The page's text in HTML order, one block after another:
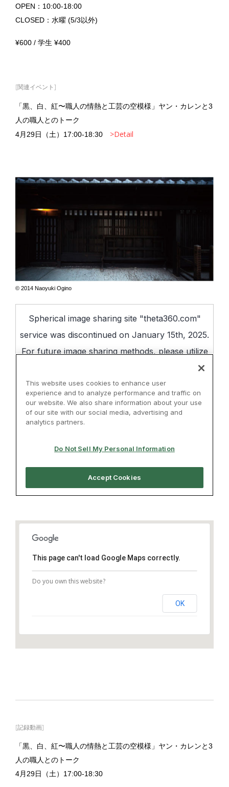
OPEN：10:00-18:00
CLOSED：水曜 (5/3以外)
¥600 / 学生 ¥400
[関連イベント]
「黒、白、紅〜職人の情熱と工芸の空模様」ヤン・カレンと3
人の職人とのトーク
4月29日（土）17:00-18:30 >Detail
© 2014 Naoyuki Ogino
This page can't load Google Maps correctly.
Do you own this website?
OK
[記録動画]
「黒、白、紅〜職人の情熱と工芸の空模様」ヤン・カレンと3
人の職人とのトーク
4月29日（土）17:00-18:30